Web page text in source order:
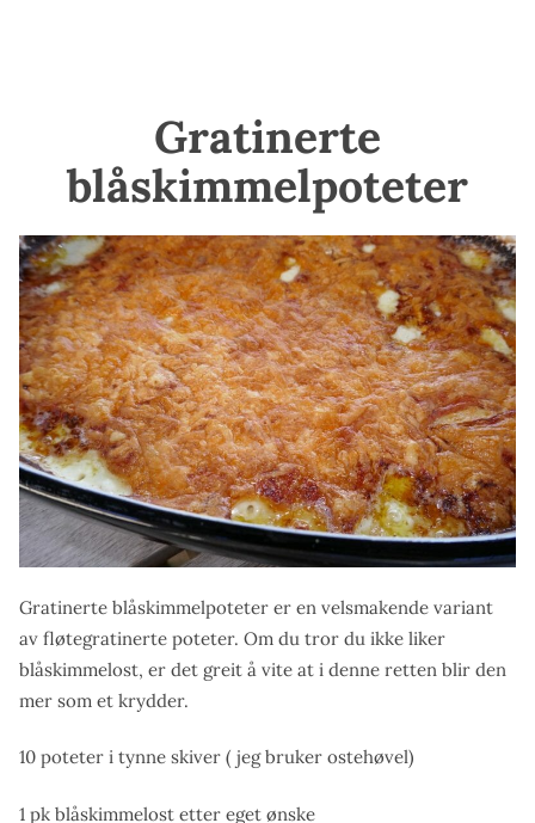
Gratinerte
blåskimmelpoteter
Gratinerte blåskimmelpoteter er en velsmakende variant
av fløtegratinerte poteter. Om du tror du ikke liker
blåskimmelost, er det greit å vite at i denne retten blir den
mer som et krydder.
10 poteter i tynne skiver ( jeg bruker ostehøvel)
1 pk blåskimmelost etter eget ønske